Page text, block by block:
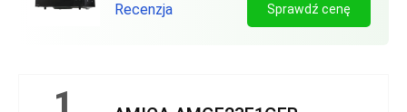
Recenzja Sprawdź cenę
1